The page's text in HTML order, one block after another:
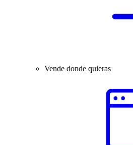
Vende donde quieras